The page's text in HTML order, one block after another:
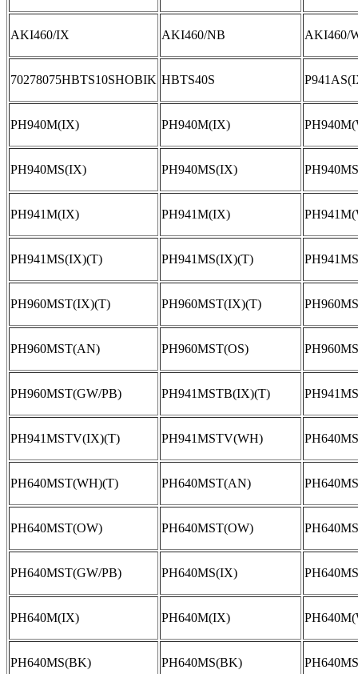
AKI460/IX AKI460/NB AKI460/
70278075HBTS10SHOBIK HBTS40S
PH940M(IX) PH940M(IX)
PH940MS(IX) PH940MS(IX)
PH941M(IX) PH941M(IX)
PH941MS(IX)(T) PH941MS(IX)(T)
PH960MST(IX)(T) PH960MST(IX)(T)
PH960MST(AN) PH960MST(OS)
PH960MST(GW/PB) PH941MSTB(IX)(T)
PH941MSTV(IX)(T) PH941MSTV(WH)
PH640MST(WH)(T) PH640MST(AN)
PH640MST(OW) PH640MST(OW)
PH640MST(GW/PB) PH640MS(IX)
PH640M(IX) PH640M(IX)
PH640MS(BK) PH640MS(BK)